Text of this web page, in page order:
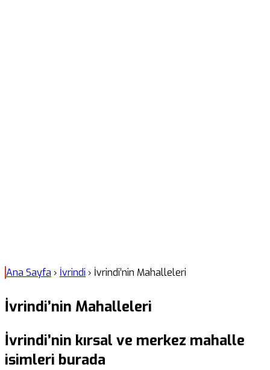
Ana Sayfa › İvrindi › İvrindi’nin Mahalleleri
İvrindi’nin Mahalleleri
İvrindi’nin kırsal ve merkez mahalle
isimleri burada